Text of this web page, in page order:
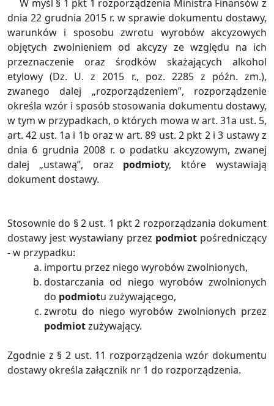
W myśl § 1 pkt 1 rozporządzenia Ministra Finansów z
dnia 22 grudnia 2015 r. w sprawie dokumentu dostawy,
warunków i sposobu zwrotu wyrobów akcyzowych
objętych zwolnieniem od akcyzy ze względu na ich
przeznaczenie oraz środków skażających alkohol
etylowy (Dz. U. z 2015 r., poz. 2285 z późn. zm.),
zwanego dalej „rozporządzeniem”, rozporządzenie
określa wzór i sposób stosowania dokumentu dostawy,
w tym w przypadkach, o których mowa w art. 31a ust. 5,
art. 42 ust. 1a i 1b oraz w art. 89 ust. 2 pkt 2 i 3 ustawy z
dnia 6 grudnia 2008 r. o podatku akcyzowym, zwanej
dalej „ustawą”, oraz podmioty, które wystawiają
dokument dostawy.
Stosownie do § 2 ust. 1 pkt 2 rozporządzania dokument
dostawy jest wystawiany przez podmiotpośredniczący
- w przypadku:
importu przez niego wyrobów zwolnionych,
dostarczania od niego wyrobów zwolnionych
do podmiotu zużywającego,
zwrotu do niego wyrobów zwolnionych przez
podmiotzużywający.
Zgodnie z § 2 ust. 11 rozporządzenia wzór dokumentu
dostawy określa załącznik nr 1 do rozporządzenia.